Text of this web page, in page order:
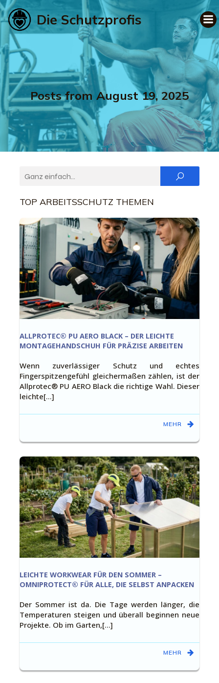
Die Schutzprofis
Posts from August 19, 2025
TOP ARBEITSSCHUTZ THEMEN
ALLPROTEC® PU AERO BLACK – DER LEICHTE
MONTAGEHANDSCHUH FÜR PRÄZISE ARBEITEN
Wenn zuverlässiger Schutz und echtes
Fingerspitzengefühl gleichermaßen zählen, ist der
Allprotec® PU AERO Black die richtige Wahl. Dieser
leichte[…]
MEHR
LEICHTE WORKWEAR FÜR DEN SOMMER –
OMNIPROTECT® FÜR ALLE, DIE SELBST ANPACKEN
Der Sommer ist da. Die Tage werden länger, die
Temperaturen steigen und überall beginnen neue
Projekte. Ob im Garten,[…]
MEHR